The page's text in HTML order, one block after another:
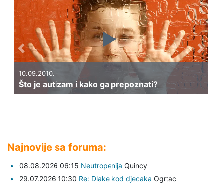
10.09.2010.
Što je autizam i kako ga prepoznati?
Previous Next
Najnovije sa foruma:
08.08.2026 06:15 Neutropenija Quincy
29.07.2026 10:30 Re: Dlake kod djecaka Ogrtac